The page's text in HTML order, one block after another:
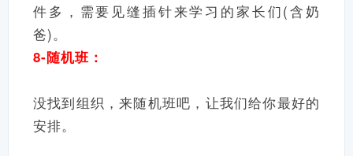
件多，需要见缝插针来学习的家长们(含奶
爸)。
8-随机班：
没找到组织，来随机班吧，让我们给你最好的
安排。